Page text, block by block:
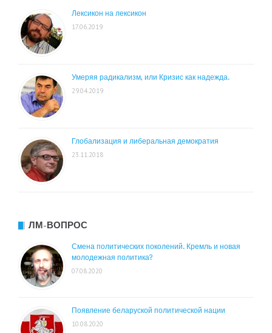
Лексикон на лексикон
17.06.2019
Умеряя радикализм, или Кризис как надежда.
29.04.2019
Глобализация и либеральная демократия
23.11.2018
ЛМ-ВОПРОС
Смена политических поколений. Кремль и новая
молодежная политика?
07.08.2020
Появление беларуской политической нации
10.08.2020